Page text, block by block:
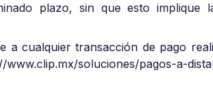
plazo, sin que esto
a cualquier transacción de pago
www.clip.mx/soluciones/pagos-a-